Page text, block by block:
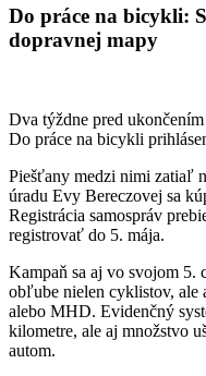
Do práce na bicykli:
dopravnej mapy
Dva týždne pred
Do práce na bicykli
Piešťany medzi nimi zatiaľ
úradu Evy Bereczovej sa
Registrácia samospráv
registrovať do 5. mája.
Kampaň sa aj vo svojom 5.
obľube nielen cyklistov, ale
alebo MHD. Evidenčný
kilometre, ale aj množstvo
autom.